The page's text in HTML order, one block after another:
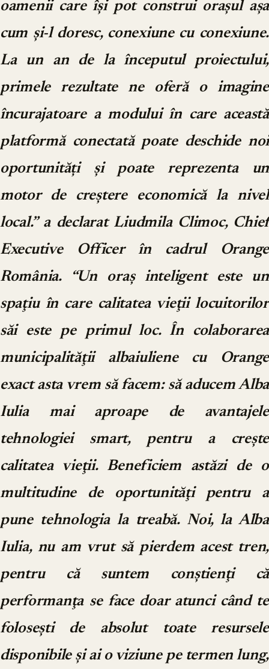
oamenii care își pot construi orașul așa
cum și-l doresc, conexiune cu conexiune.
La un an de la începutul proiectului,
primele rezultate ne oferă o imagine
încurajatoare a modului în care această
platformă conectată poate deschide noi
oportunități și poate reprezenta un
motor de creștere economică la nivel
local.” a declarat Liudmila Climoc, Chief
Executive Officer în cadrul Orange
România. “Un oraş inteligent este un
spaţiu în care calitatea vieţii locuitorilor
săi este pe primul loc. În colaborarea
municipalităţii albaiuliene cu Orange
exact asta vrem să facem: să aducem Alba
Iulia mai aproape de avantajele
tehnologiei smart, pentru a creşte
calitatea vieţii. Beneficiem astăzi de o
multitudine de oportunităţi pentru a
pune tehnologia la treabă. Noi, la Alba
Iulia, nu am vrut să pierdem acest tren,
pentru că suntem conştienţi că
performanţa se face doar atunci când te
foloseşti de absolut toate resursele
disponibile şi ai o viziune pe termen lung,